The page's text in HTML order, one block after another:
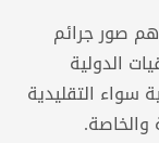
صور جرائم
الدولية
سواء التقليدية
والخاصة.